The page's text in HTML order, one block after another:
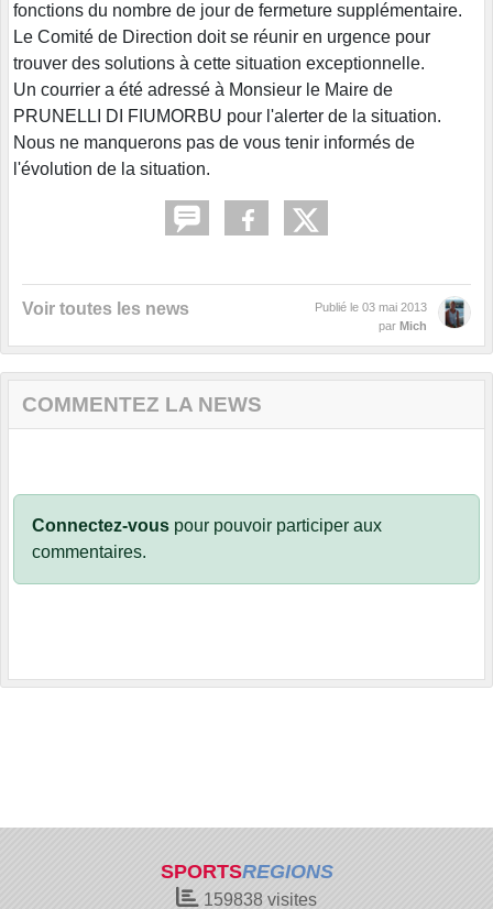
fonctions du nombre de jour de fermeture supplémentaire.
Le Comité de Direction doit se réunir en urgence pour
trouver des solutions à cette situation exceptionnelle.
Un courrier a été adressé à Monsieur le Maire de
PRUNELLI DI FIUMORBU pour l'alerter de la situation.
Nous ne manquerons pas de vous tenir informés de
l'évolution de la situation.
Voir toutes les news Publié le 03 mai 2013
par Mich
COMMENTEZ LA NEWS
Connectez-vous pour pouvoir participer aux
commentaires.
SPORTSREGIONS
159838 visites